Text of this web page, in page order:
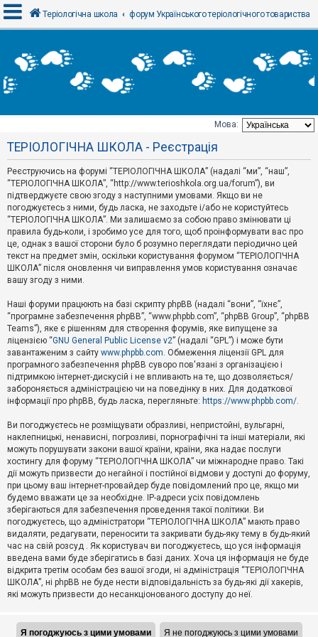
х
і
Т
е
м
и
б
е
з
в
і
д
п
о
в
і
д
й
А
к
т
и
в
н
і
м
и
П
о
ш
у
Д
о
п
о
м
Теріологічна школа форум Українського теріологічного товариства
Мова:
ТЕРІОЛОГІЧНА ШКОЛА - Реєстрація
Реєструючись на форумі “ТЕРІОЛОГІЧНА ШКОЛА” (надалі “ми”, “наш”,
“ТЕРІОЛОГІЧНА ШКОЛА”, “http://www.terioshkola.org.ua/forum”), ви
підтверджуєте свою згоду з наступними умовами. Якщо ви не
погоджуєтесь з ними, будь ласка, не заходьте і/або не користуйтесь
“ТЕРІОЛОГІЧНА ШКОЛА”. Ми залишаємо за собою право змінювати ці
правила будь-коли, і зробимо усе для того, щоб проінформувати вас про
це, однак з вашої сторони було б розумно переглядати періодично цей
текст на предмет змін, оскільки користування форумом “ТЕРІОЛОГІЧНА
ШКОЛА” після оновлення чи виправлення умов користування означає
вашу згоду з ними.
Наші форуми працюють на базі скрипту phpBB (надалі “вони”, “їхнє”,
“програмне забезпечення phpBB”, “www.phpbb.com”, “phpBB Group”, “phpBB
Teams”), яке є рішенням для створення форумів, яке випущене за
ліцензією “GNU General Public License v2” (надалі “GPL”) і може бути
завантаженим з сайту www.phpbb.com. Обмеження ліцензії GPL для
програмного забезпечення phpBB суворо пов'язані з організацією і
підтримкою інтернет-дискусій і не впливають на те, що дозволяється/
забороняється адміністрацією чи на поведінку в них. Для додаткової
інформації про phpBB, будь ласка, перегляньте: https://www.phpbb.com/.
Ви погоджуєтесь не розміщувати образливі, непристойні, вульгарні,
наклепницькі, ненависні, погрозливі, порнографічні та інші матеріали, які
можуть порушувати закони вашої країни, країни, яка надає послуги
хостингу для форуму “ТЕРІОЛОГІЧНА ШКОЛА” чи міжнародне право. Такі
дії можуть призвести до негайної і постійної відмови у доступі до форуму,
при цьому ваш інтернет-провайдер буде повідомлений про це, якщо ми
будемо вважати це за необхідне. IP-адреси усіх повідомлень
зберігаються для забезпечення проведення такої політики. Ви
погоджуєтесь, що адміністратори “ТЕРІОЛОГІЧНА ШКОЛА” мають право
видаляти, редагувати, переносити та закривати будь-яку тему в будь-який
час на свій розсуд . Як користувач ви погоджуєтесь, що уся інформація
введена вами буде зберігатись в базі даних. Хоча ця інформація не буде
відкрита третім особам без вашої згоди, ні адміністрація “ТЕРІОЛОГІЧНА
ШКОЛА”, ні phpBB не буде нести відповідальність за будь-які дії хакерів,
які можуть призвести до несанкціонованого доступу до неї.